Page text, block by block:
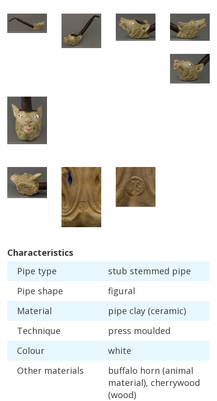
Characteristics
Pipe type stub stemmed pipe
Pipe shape
figural
Material
pipe clay (ceramic)
Technique
press moulded
Colour
white
Other materials buffalo horn (animal
material), cherrywood
(wood)